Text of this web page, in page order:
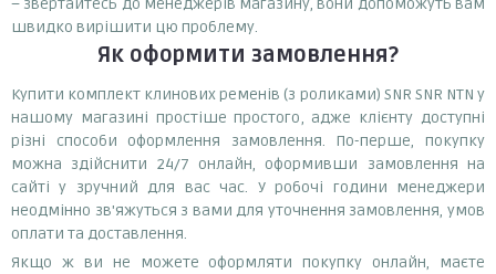
швидко вирішити цю проблему.
Як оформити замовлення?
Купити комплект клинових ременів (з роликами) SNR SNR NTN у
нашому магазині простіше простого, адже клієнту доступні
різні способи оформлення замовлення. По-перше, покупку
можна здійснити 24/7 онлайн, оформивши замовлення на
сайті у зручний для вас час. У робочі години менеджери
неодмінно зв'яжуться з вами для уточнення замовлення, умов
оплати та доставлення.
Якщо ж ви не можете оформляти покупку онлайн, маєте